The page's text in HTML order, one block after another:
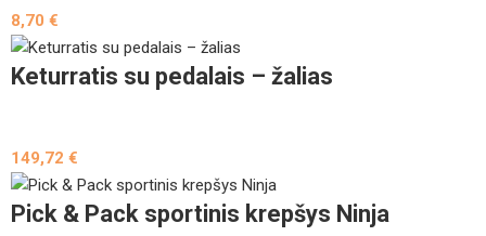
8,70€
Keturratis su pedalais – žalias
149,72€
Pick & Pack sportinis krepšys Ninja